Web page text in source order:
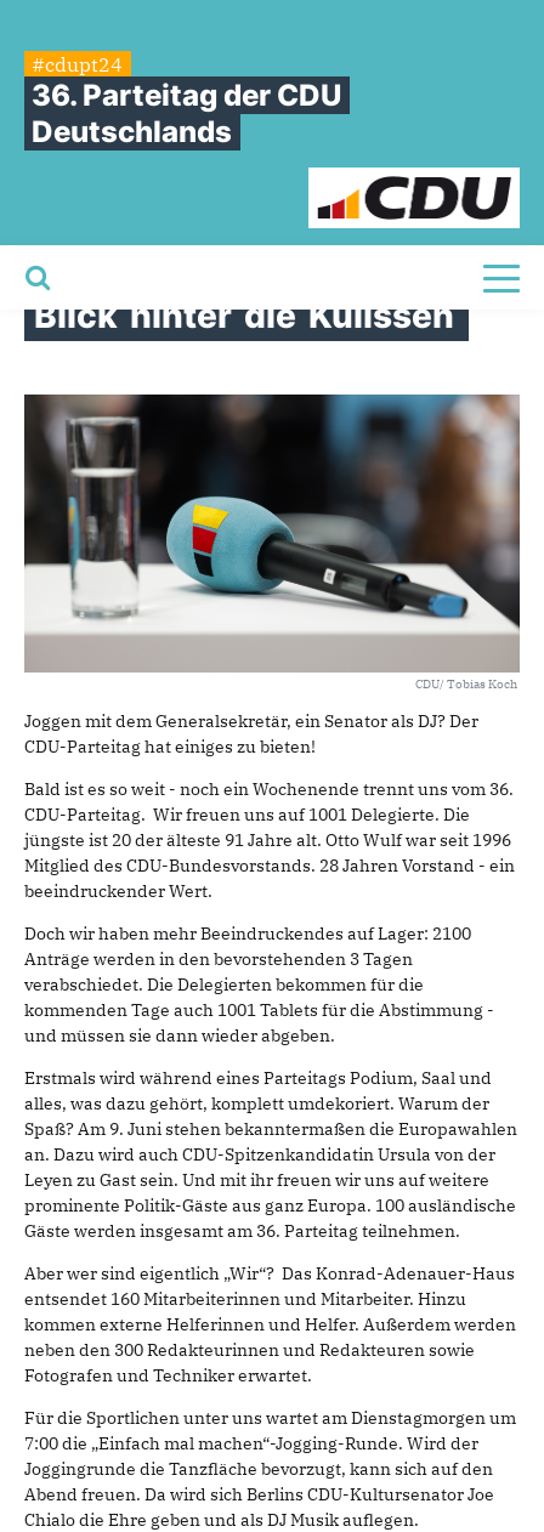
#cdupt24
36. Parteitag der CDU
Deutschlands
BlickhinterdieKulissen
CDU/ Tobias Koch
Joggen mit dem Generalsekretär, ein Senator als DJ? Der
CDU-Parteitag hat einiges zu bieten!
Bald ist es so weit - noch ein Wochenende trennt uns vom 36.
CDU-Parteitag. Wir freuen uns auf 1001 Delegierte. Die
jüngste ist 20 der älteste 91 Jahre alt. Otto Wulf war seit 1996
Mitglied des CDU-Bundesvorstands. 28 Jahren Vorstand - ein
beeindruckender Wert.
Doch wir haben mehr Beeindruckendes auf Lager: 2100
Anträge werden in den bevorstehenden 3 Tagen
verabschiedet. Die Delegierten bekommen für die
kommenden Tage auch 1001 Tablets für die Abstimmung -
und müssen sie dann wieder abgeben.
Erstmals wird während eines Parteitags Podium, Saal und
alles, was dazu gehört, komplett umdekoriert. Warum der
Spaß? Am 9. Juni stehen bekanntermaßen die Europawahlen
an. Dazu wird auch CDU-Spitzenkandidatin Ursula von der
Leyen zu Gast sein. Und mit ihr freuen wir uns auf weitere
prominente Politik-Gäste aus ganz Europa. 100 ausländische
Gäste werden insgesamt am 36. Parteitag teilnehmen.
Aber wer sind eigentlich „Wir“? Das Konrad-Adenauer-Haus
entsendet 160 Mitarbeiterinnen und Mitarbeiter. Hinzu
kommen externe Helferinnen und Helfer. Außerdem werden
neben den 300 Redakteurinnen und Redakteuren sowie
Fotografen und Techniker erwartet.
Für die Sportlichen unter uns wartet am Dienstagmorgen um
7:00 die „Einfach mal machen“-Jogging-Runde. Wird der
Joggingrunde die Tanzfläche bevorzugt, kann sich auf den
Abend freuen. Da wird sich Berlins CDU-Kultursenator Joe
Chialo die Ehre geben und als DJ Musik auflegen.